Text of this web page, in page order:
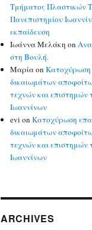
Τμήματος Πλαστικών
Πανεπιστημίου
εκπαίδευση
Ιωάννα Μελάκη on
στη Βουλή.
ΜαρίαonΚατοχύρωση
δικαιωμάτων
τεχνών και επιστημών
Ιωαννίνων
evi onΚατοχύρωση
δικαιωμάτων
τεχνών και επιστημών
Ιωαννίνων
ARCHIVES